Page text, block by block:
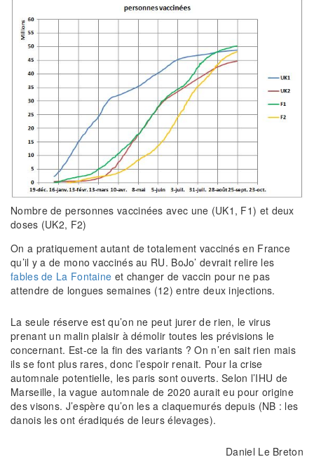
Nombre de personnes vaccinées avec une (UK1, F1) et deux
doses (UK2, F2)
On a pratiquement autant de totalement vaccinés en France
qu’il y a de mono vaccinés au RU. BoJo’ devrait relire les
fables de La Fontaine et changer de vaccin pour ne pas
attendre de longues semaines (12) entre deux injections.
La seule réserve est qu’on ne peut jurer de rien, le virus
prenant un malin plaisir à démolir toutes les prévisions le
concernant. Est-ce la fin des variants ? On n’en sait rien mais
ils se font plus rares, donc l’espoir renait. Pour la crise
automnale potentielle, les paris sont ouverts. Selon l’IHU de
Marseille, la vague automnale de 2020 aurait eu pour origine
des visons. J’espère qu’on les a claquemurés depuis (NB : les
danois les ont éradiqués de leurs élevages).
Daniel Le Breton